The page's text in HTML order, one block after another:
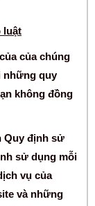
luật
của chúng
những quy
không đồng
Quy định sử
sử dụng mỗi
vụ của
và những